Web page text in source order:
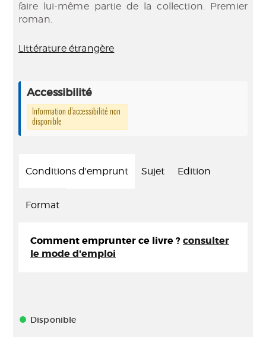
faire lui-même partie de la collection. Premier
roman.
Littérature étrangère
Accessibilité
Information d’accessibilité non
disponible
Conditions d'emprunt Sujet Edition
Format
Comment emprunter ce livre ? consulter
le mode d'emploi
Disponible